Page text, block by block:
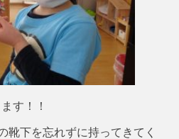
す！！
靴下を忘れずに持ってきてく